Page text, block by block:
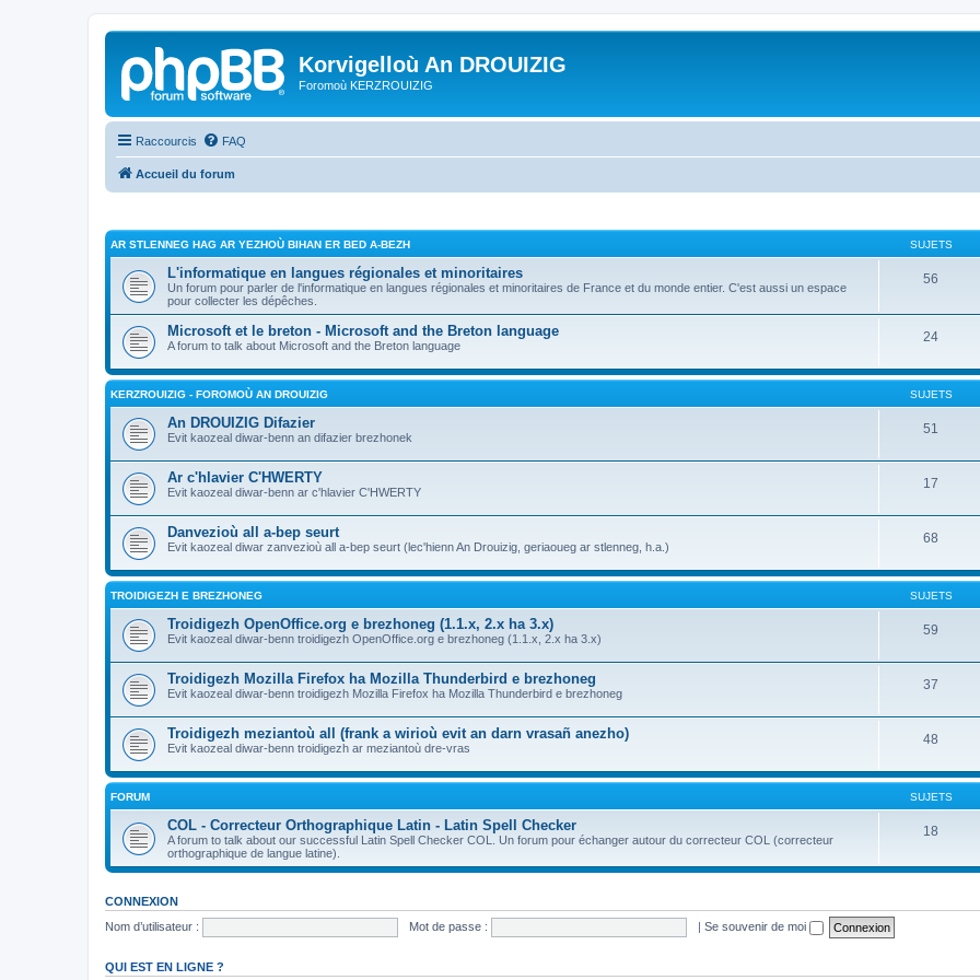
Korvigelloù An DROUIZIG
Foromoù KERZROUIZIG
Raccourcis FAQ
Accueil du forum
AR STLENNEG HAG AR YEZHOÙ BIHAN ER BED A-BEZH SUJETS
L'informatique en langues régionales et minoritaires
Un forum pour parler de l'informatique en langues régionales et minoritaires de France et du monde entier. C'est aussi un espace
pour collecter les dépêches.
56
Microsoft et le breton - Microsoft and the Breton language
A forum to talk about Microsoft and the Breton language
24
KERZROUIZIG - FOROMOÙ AN DROUIZIG SUJETS
An DROUIZIG Difazier
Evit kaozeal diwar-benn an difazier brezhonek
51
Ar c'hlavier C'HWERTY
Evit kaozeal diwar-benn ar c'hlavier C'HWERTY
17
Danvezioù all a-bep seurt
Evit kaozeal diwar zanvezioù all a-bep seurt (lec'hienn An Drouizig, geriaoueg ar stlenneg, h.a.)
68
TROIDIGEZH E BREZHONEG SUJETS
Troidigezh OpenOffice.org e brezhoneg (1.1.x, 2.x ha 3.x)
Evit kaozeal diwar-benn troidigezh OpenOffice.org e brezhoneg (1.1.x, 2.x ha 3.x)
59
Troidigezh Mozilla Firefox ha Mozilla Thunderbird e brezhoneg
Evit kaozeal diwar-benn troidigezh Mozilla Firefox ha Mozilla Thunderbird e brezhoneg
37
Troidigezh meziantoù all (frank a wirioù evit an darn vrasañ anezho)
Evit kaozeal diwar-benn troidigezh ar meziantoù dre-vras
48
FORUM SUJETS
COL - Correcteur Orthographique Latin - Latin Spell Checker
A forum to talk about our successful Latin Spell Checker COL. Un forum pour échanger autour du correcteur COL (correcteur
orthographique de langue latine).
18
CONNEXION
Nom d’utilisateur :
Mot de passe : | Se souvenir de moi
QUI EST EN LIGNE ?